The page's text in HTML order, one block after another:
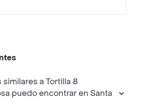
a Tortilla 8
puedo encontrar en Santa